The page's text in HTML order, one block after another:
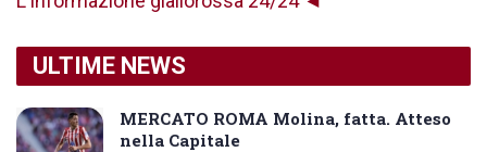
ULTIME NEWS
MERCATO ROMA Molina, fatta. Atteso
nella Capitale